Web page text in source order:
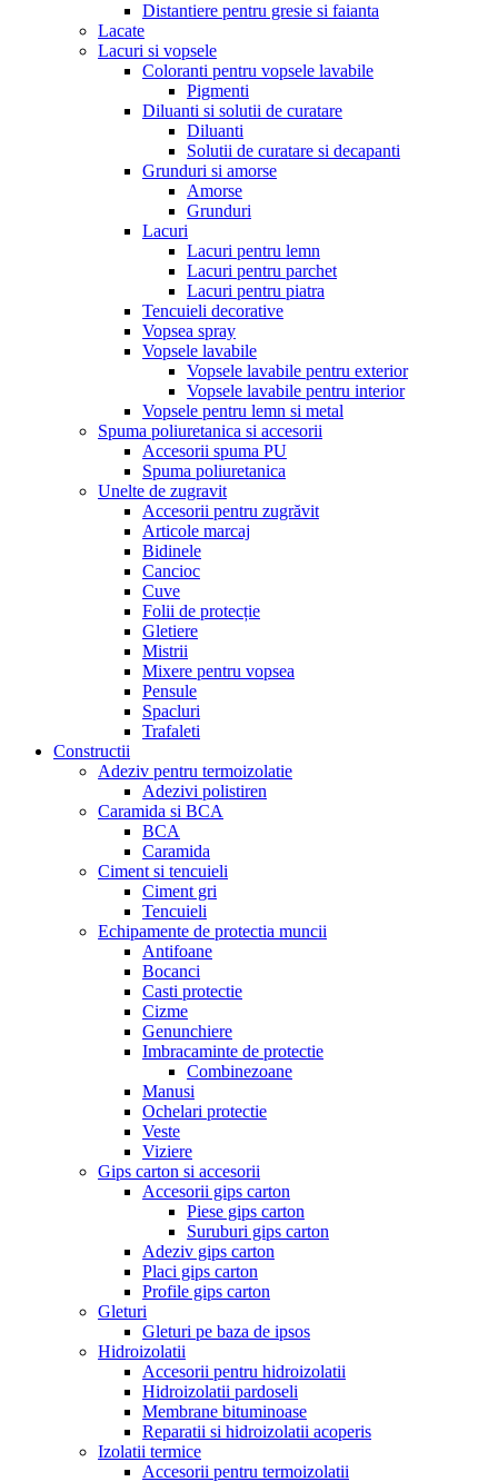
Distantiere pentru gresie si faianta
Lacate
Lacuri si vopsele
Coloranti pentru vopsele lavabile
Pigmenti
Diluanti si solutii de curatare
Diluanti
Solutii de curatare si decapanti
Grunduri si amorse
Amorse
Grunduri
Lacuri
Lacuri pentru lemn
Lacuri pentru parchet
Lacuri pentru piatra
Tencuieli decorative
Vopsea spray
Vopsele lavabile
Vopsele lavabile pentru exterior
Vopsele lavabile pentru interior
Vopsele pentru lemn si metal
Spuma poliuretanica si accesorii
Accesorii spuma PU
Spuma poliuretanica
Unelte de zugravit
Accesorii pentru zugrăvit
Articole marcaj
Bidinele
Cancioc
Cuve
Folii de protecție
Gletiere
Mistrii
Mixere pentru vopsea
Pensule
Spacluri
Trafaleti
Constructii
Adeziv pentru termoizolatie
Adezivi polistiren
Caramida si BCA
BCA
Caramida
Ciment si tencuieli
Ciment gri
Tencuieli
Echipamente de protectia muncii
Antifoane
Bocanci
Casti protectie
Cizme
Genunchiere
Imbracaminte de protectie
Combinezoane
Manusi
Ochelari protectie
Veste
Viziere
Gips carton si accesorii
Accesorii gips carton
Piese gips carton
Suruburi gips carton
Adeziv gips carton
Placi gips carton
Profile gips carton
Gleturi
Gleturi pe baza de ipsos
Hidroizolatii
Accesorii pentru hidroizolatii
Hidroizolatii pardoseli
Membrane bituminoase
Reparatii si hidroizolatii acoperis
Izolatii termice
Accesorii pentru termoizolatii